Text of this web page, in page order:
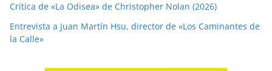
Crítica de «La Odisea» de Christopher Nolan (2026)
Entrevista a Juan Martín Hsu, director de «Los Caminantes de
la Calle»